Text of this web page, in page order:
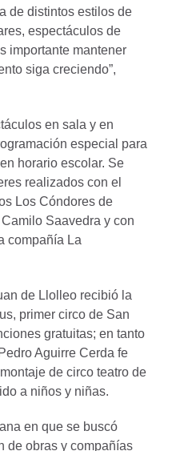
de distintos estilos de
espectáculos de
importante mantener
siga creciendo”,
en sala y en
especial para
horario escolar. Se
realizados con el
Los Cóndores de
Saavedra y con
compañía La
de Llolleo recibió la
primer circo de San
gratuitas; en tanto
Aguirre Cerda fe
de circo teatro de
a niños y niñas.
en que se buscó
de obras y compañías